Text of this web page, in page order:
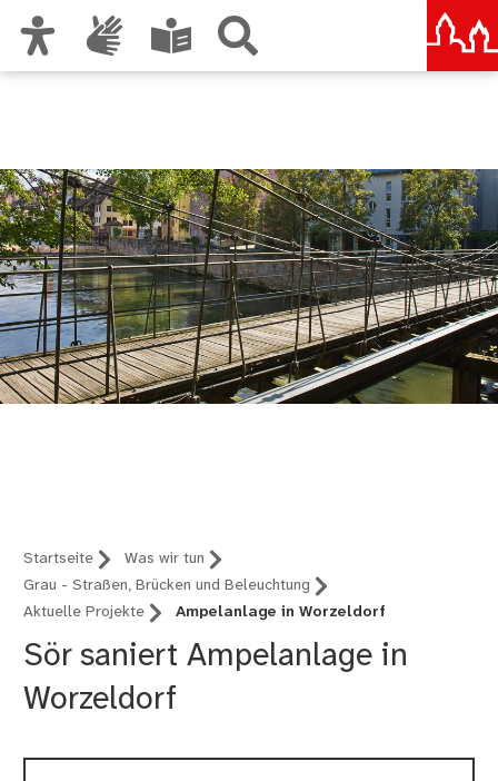
Startseite
Was wir tun
Grau - Straßen, Brücken und Beleuchtung
Aktuelle Projekte
Ampelanlage in Worzeldorf
Sör saniert Ampelanlage in
Worzeldorf